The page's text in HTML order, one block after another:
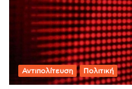
Αντιπολίτευση Πολιτική